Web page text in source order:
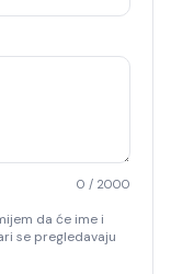
0 / 2000
da će ime i
se pregledavaju